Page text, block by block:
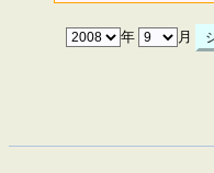
年 月